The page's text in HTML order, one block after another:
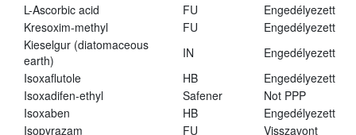
L-Ascorbic acid
FU
Engedélyezett
Kresoxim-methyl
FU
Engedélyezett
Kieselgur (diatomaceous
earth)
IN
Engedélyezett
Isoxaflutole
HB
Engedélyezett
Isoxadifen-ethyl
Safener
Not PPP
Isoxaben
HB
Engedélyezett
Isopyrazam
FU
Visszavont